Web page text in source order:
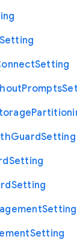
Setting
Setting
Prompts
GuardSetting
Setting
Setting
Setting
Setting